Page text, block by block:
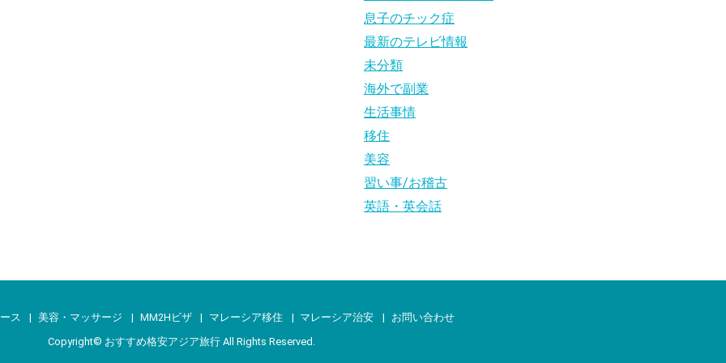
息子のチック症
最新のテレビ情報
未分類
海外で副業
生活事情
移住
美容
習い事/お稽古
英語・英会話
ス 美容・マッサージ MM2Hビザ マレーシア移住 マレーシア治安
お問い合わせ
Copyright© おすすめ格安アジア旅行 All Rights Reserved.